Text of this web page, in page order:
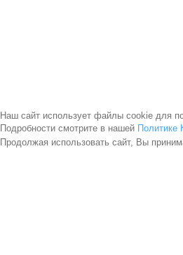
Наш сайт использует файлы cookie для
Подробности смотрите в нашей Политике
Продолжая использовать сайт, Вы